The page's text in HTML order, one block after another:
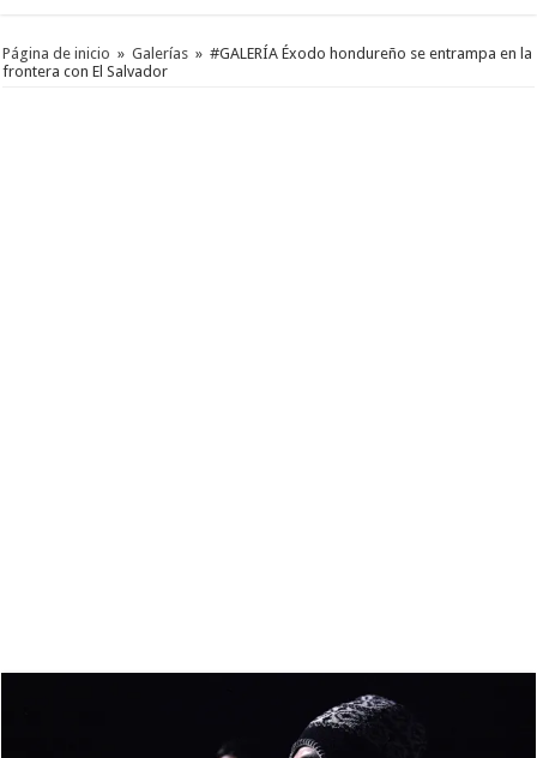
Página de inicio » Galerías » #GALERÍA Éxodo hondureño se entrampa en la
frontera con El Salvador